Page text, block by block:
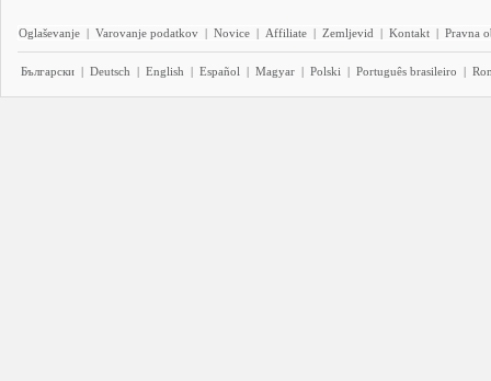
Oglaševanje | Varovanje podatkov | Novice | Affiliate | Zemljevid | Kontakt | Pravna
Български | Deutsch | English | Español | Magyar | Polski | Português brasileiro |